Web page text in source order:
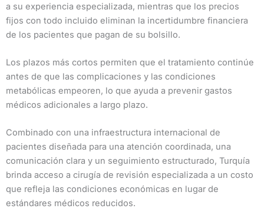
a su experiencia especializada, mientras que los precios
fijos con todo incluido eliminan la incertidumbre financiera
de los pacientes que pagan de su bolsillo.
Los plazos más cortos permiten que el tratamiento continúe
antes de que las complicaciones y las condiciones
metabólicas empeoren, lo que ayuda a prevenir gastos
médicos adicionales a largo plazo.
Combinado con una infraestructura internacional de
pacientes diseñada para una atención coordinada, una
comunicación clara y un seguimiento estructurado, Turquía
brinda acceso a cirugía de revisión especializada a un costo
que refleja las condiciones económicas en lugar de
estándares médicos reducidos.